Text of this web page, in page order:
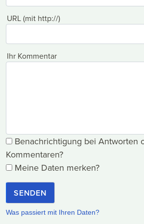
URL (mit http://)
Ihr Kommentar
Benachrichtigung bei Antworten
Kommentaren?
Meine Daten merken?
SENDEN
Was passiert mit Ihren Daten?